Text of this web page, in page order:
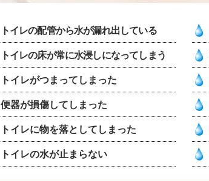
トイレの配管から水が漏れ出している
トイレの床が常に水浸しになってしまう
トイレがつまってしまった
便器が損傷してしまった
トイレに物を落としてしまった
トイレの水が止まらない